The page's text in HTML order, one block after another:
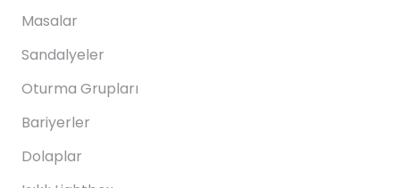
Masalar
Sandalyeler
Oturma Grupları
Bariyerler
Dolaplar